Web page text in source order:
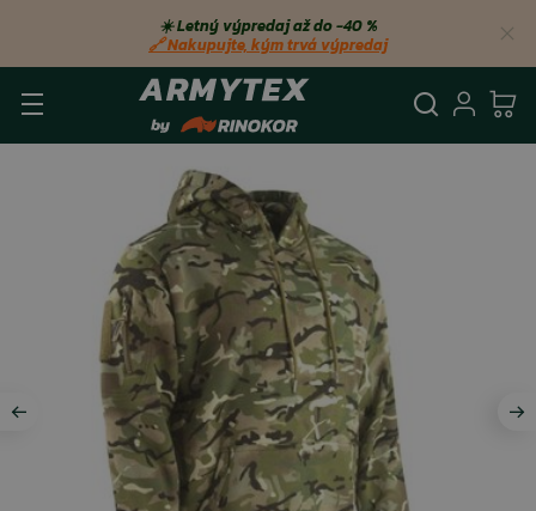
☀️ Letný výpredaj až do −40 %
🔗 Nakupujte, kým trvá výpredaj